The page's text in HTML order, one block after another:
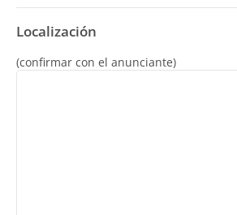
Localización
(confirmar con el anunciante)